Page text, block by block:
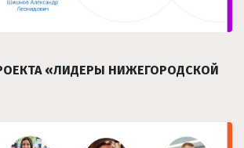
«ЛИДЕРЫ НИЖЕГОРОДСКОЙ